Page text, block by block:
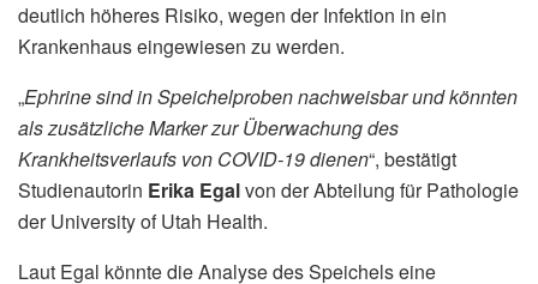
deutlich höheres Risiko, wegen der Infektion in ein
Krankenhaus eingewiesen zu werden.
„Ephrine sind in Speichelproben nachweisbar und könnten
als zusätzliche Marker zur Überwachung des
Krankheitsverlaufs von COVID-19 dienen“, bestätigt
Studienautorin Erika Egalvon der Abteilung für Pathologie
der University of Utah Health.
Laut Egal könnte die Analyse des Speichels eine